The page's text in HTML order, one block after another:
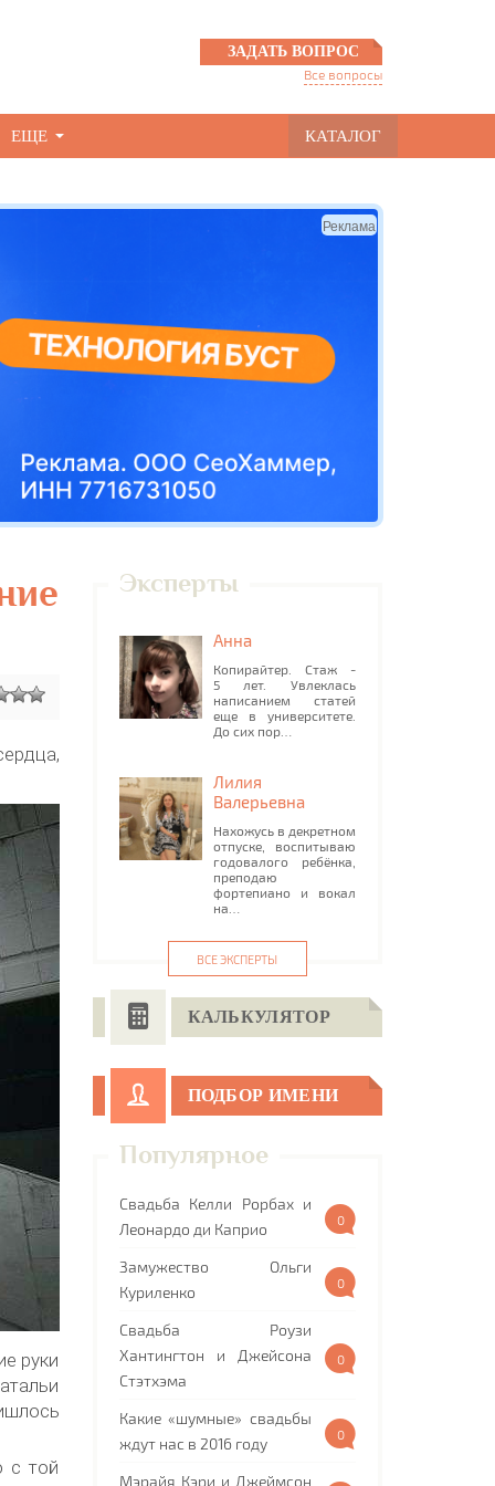
ЗАДАТЬ ВОПРОС
Все вопросы
КАТАЛОГ
ЕЩЕ
Реклама
руки
с той
Эксперты
Анна
Копирайтер. Стаж -
5 лет. Увлеклась
написанием статей
еще в университете.
До сих пор…
Лилия
Валерьевна
Нахожусь в декретном
отпуске, воспитываю
годовалого ребёнка,
преподаю
фортепиано и вокал
на…
ВСЕ ЭКСПЕРТЫ
КАЛЬКУЛЯТОР
ПОДБОР ИМЕНИ
Популярное
Свадьба Келли Рорбах и
Леонардо ди Каприо
0
Замужество Ольги
Куриленко
0
Свадьба Роузи
Хантингтон и Джейсона
Стэтхэма
0
Какие «шумные» свадьбы
ждут нас в 2016 году
0
Мэрайя Кэри и Джеймсон